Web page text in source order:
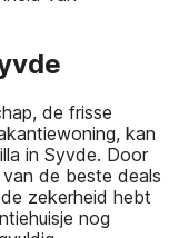
de frisse
kan
in Syvde. Door
de beste deals
zekerheid hebt
nog